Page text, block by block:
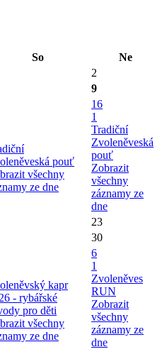
So
Ne
2
9
pouť
všechny
ze dne
16
1
Tradiční
Zvoleněveská
pouť
Zobrazit
všechny
záznamy ze
dne
23
30
kapr
- rybářské
pro děti
všechny
ze dne
6
1
Zvoleněves
RUN
Zobrazit
všechny
záznamy ze
dne